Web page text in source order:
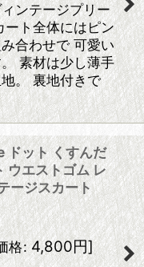
ンテージプリー
ト全体にはピン
合わせで 可愛い
素材は少し薄手
。 裏地付きで
ット くすんだ
ウエストゴム レ
ージスカート
格: 4,800円]